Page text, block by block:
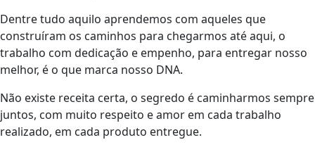
Dentre tudo aquilo aprendemos com aqueles que
construíram os caminhos para chegarmos até aqui, o
trabalho com dedicação e empenho, para entregar nosso
melhor, é o que marca nosso DNA.
Não existe receita certa, o segredo é caminharmos sempre
juntos, com muito respeito e amor em cada trabalho
realizado, em cada produto entregue.